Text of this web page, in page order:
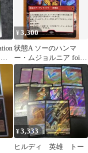
¥3,300
状態A ソーのハンマ
ー・ムジョルニア foil
ボーダーレス M 0303
日本語版 JP MTG マジ
ックザギャザリング
MARVEL
¥3,333
ヒルディ 英雄 トー